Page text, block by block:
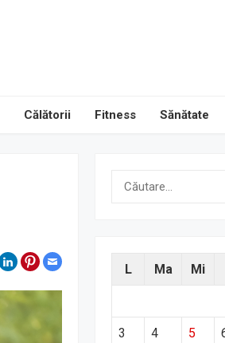
Călătorii Fitness Sănătate
Caută
L Ma Mi
3 4 5